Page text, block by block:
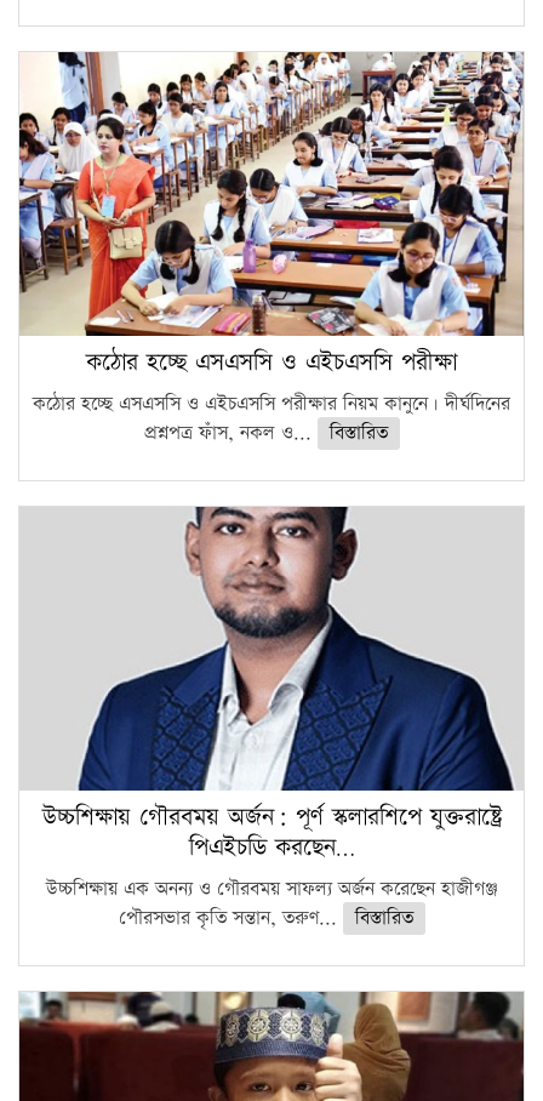
কঠোর হচ্ছে এসএসসি ও এইচএসসি পরীক্ষা
কঠোর হচ্ছে এসএসসি ও এইচএসসি পরীক্ষার নিয়ম কানুনে। দীর্ঘদিনের
প্রশ্নপত্র ফাঁস, নকল ও...
বিস্তারিত
উচ্চশিক্ষায় গৌরবময় অর্জন: পূর্ণ স্কলারশিপে যুক্তরাষ্ট্রে
পিএইচডি করছেন…
উচ্চশিক্ষায় এক অনন্য ও গৌরবময় সাফল্য অর্জন করেছেন হাজীগঞ্জ
পৌরসভার কৃতি সন্তান, তরুণ...
বিস্তারিত